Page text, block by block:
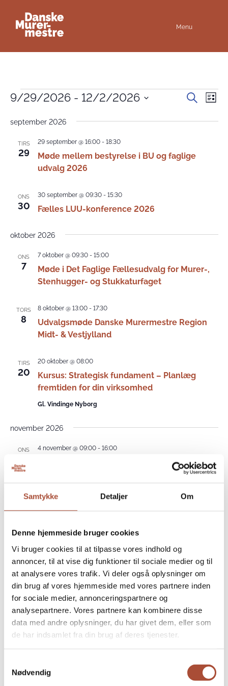
Samtykke Detaljer Om
Denne hjemmeside bruger cookies
Vi bruger cookies til at tilpasse vores indhold og
annoncer, til at vise dig funktioner til sociale medier og til
at analysere vores trafik. Vi deler også oplysninger om
din brug af vores hjemmeside med vores partnere inden
for sociale medier, annonceringspartnere og
analysepartnere. Vores partnere kan kombinere disse
data med andre oplysninger, du har givet dem, eller som
de har indsamlet fra din brug af deres tjenester.
Nødvendig
Menu
Begivenheder
og
Søg
efter
Liste
9/29/2026 - 12/2/2026
dato.
september 2026
TIRS
29
Møde mellem bestyrelse i BU og faglige
udvalg 2026
29 september @ 16:00- 18:30
ONS
30 Fælles LUU-konference 2026
30 september @ 09:30- 15:30
oktober 2026
ONS
7
Møde i Det Faglige Fællesudvalg for Murer-,
Stenhugger- og Stukkaturfaget
7 oktober @ 09:30- 15:00
TORS
8
Udvalgsmøde Danske Murermestre Region
Midt- & Vestjylland
8 oktober @ 13:00- 17:30
TIRS
20
Kursus: Strategisk fundament – Planlæg
fremtiden for din virksomhed
20 oktober @ 08:00
Gl. Vindinge Nyborg
november 2026
ONS
Kursus: Teamledelse – Skab sammenhold og
4 november @ 09:00- 16:00
Udvalgsmøde Danske Murermestre Region
11 Murerfagets faglærerkonference 2026
12 november @ 13:00
ONS
11
Udvalgsmøde Danske Murermestre Region
Hovedstaden
11 november @ 16:00 -18:00
25
Møde i Danske Murermestre Regionsudvalg